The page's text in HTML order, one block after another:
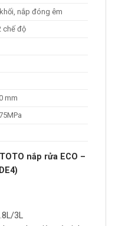
nắp đóng êm
chế độ
mm
nắp rửa ECO –
3L